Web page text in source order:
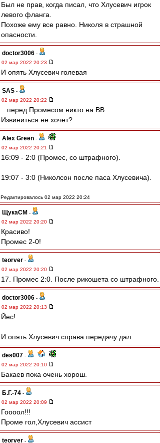
Был не прав, когда писал, что Хлусевич игрок
левого фланга.
Похоже ему все равно. Николя в страшной
опасности.
doctor3006 -
02 мар 2022 20:23
И опять Хлусевич голевая
SAS -
02 мар 2022 20:22
...перед Промесом никто на ВВ
Извиниться не хочет?
Alex Green -
02 мар 2022 20:21
16:09 - 2:0 (Промес, cо штрафного).
19:07 - 3:0 (Николсон после паса Хлусевича).
Редактировалось 02 мар 2022 20:24
ЩукаСМ -
02 мар 2022 20:20
Красиво!
Промес 2-0!
teorver -
02 мар 2022 20:20
17. Промес 2:0. После рикошета со штрафного.
doctor3006 -
02 мар 2022 20:13
Йес!
И опять Хлусевич справа передачу дал.
des007 -
02 мар 2022 20:10
Бакаев пока очень хорош.
Б.Г.-74 -
02 мар 2022 20:09
Гоооол!!!
Проме гол,Хлусевич ассист
teorver -